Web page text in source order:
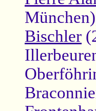
Bischler